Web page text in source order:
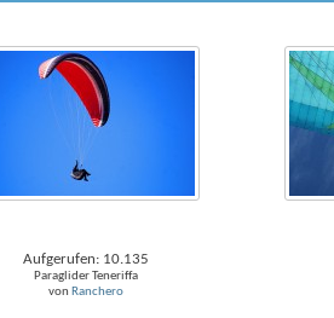
Aufgerufen: 10.135
Paraglider Teneriffa
von Ranchero